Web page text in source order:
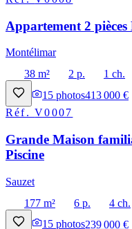
Appartement 2
Montélimar
38 m²
2 p.
1 ch.
15 photos413 000 €
Réf.V0007
Grande Maison
Piscine
Sauzet
177 m²
6 p. 4 ch.
15 photos239 000 €